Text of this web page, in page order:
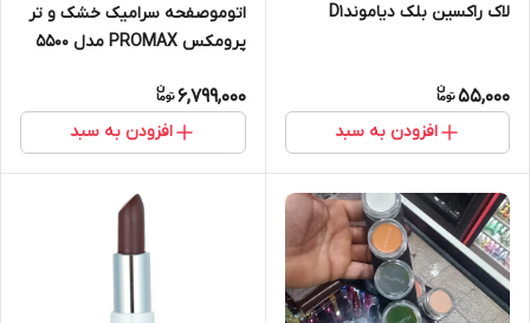
لاک راکسین بلک دیاموندD1
55,000
افزودن به سبد
اتوموصفحه سرامیک خشک و تر
پرومکس PROMAX مدل 5500
6,799,000
افزودن به سبد